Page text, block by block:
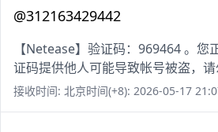
@312163429442
【Netease】验证码：969464 。您
证码提供他人可能导致帐号被盗，请
接收时间: 北京时间(+8): 2026-05-17